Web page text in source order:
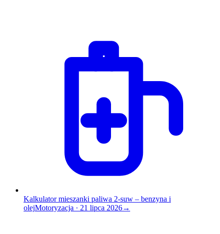
Kalkulator mieszanki paliwa 2-suw – benzyna i
olejMotoryzacja · 21 lipca 2026→